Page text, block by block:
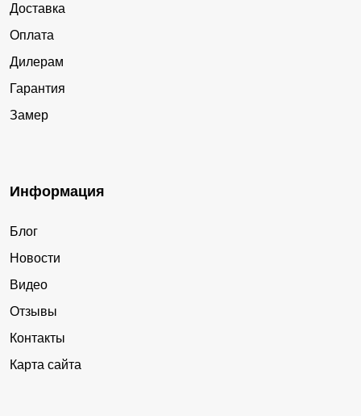
Доставка
Оплата
Дилерам
Гарантия
Замер
Информация
Блог
Новости
Видео
Отзывы
Контакты
Карта сайта